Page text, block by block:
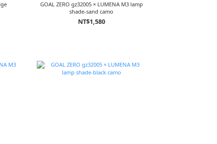
GOAL ZERO gz32005 × LUMENA M3 lamp
shade-sand camo
NT$1,580